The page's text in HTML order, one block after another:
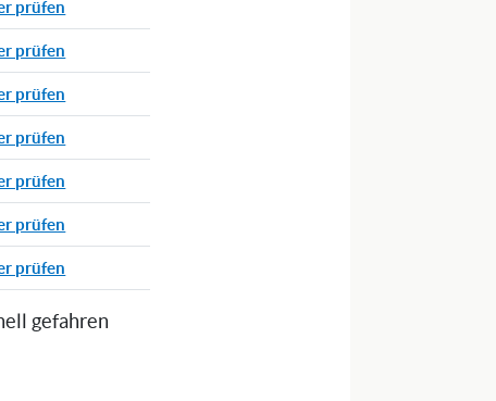
prüfen
prüfen
prüfen
prüfen
prüfen
prüfen
prüfen
gefahren